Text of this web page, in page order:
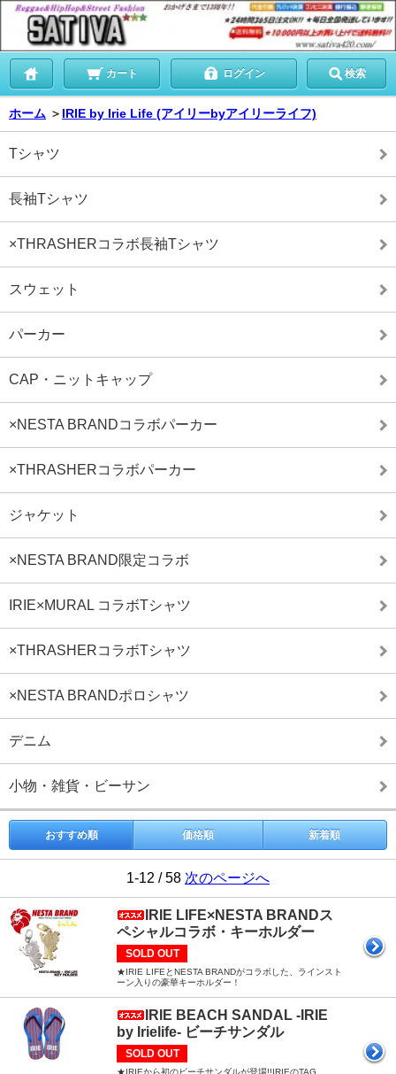
カート ログイン 検索
ホーム ＞ IRIE by Irie Life (アイリーbyアイリーライフ)
Tシャツ
長袖Tシャツ
×THRASHERコラボ長袖Tシャツ
スウェット
パーカー
CAP・ニットキャップ
×NESTA BRANDコラボパーカー
×THRASHERコラボパーカー
ジャケット
×NESTA BRAND限定コラボ
IRIE×MURAL コラボTシャツ
×THRASHERコラボTシャツ
×NESTA BRANDポロシャツ
デニム
小物・雑貨・ビーサン
おすすめ順 価格順 新着順
1-12 / 58 次のページへ
IRIE LIFE×NESTA BRANDス
ペシャルコラボ・キーホルダー
SOLD OUT
★IRIE LIFEとNESTA BRANDがコラボした、ラインスト
ーン入りの豪華キーホルダー！
IRIE BEACH SANDAL -IRIE
by Irielife- ビーチサンダル
SOLD OUT